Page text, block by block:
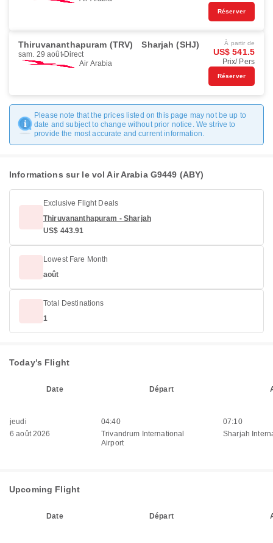
Réserver
Thiruvananthapuram (TRV) Sharjah (SHJ)
sam. 29 août Direct
Air Arabia
À partir de
US$ 541.5
Prix/ Pers
Réserver
Please note that the prices listed on this page may not be up to
date and subject to change without prior notice. We strive to
provide the most accurate and current information.
Informations sur le vol Air Arabia G9449 (ABY)
Exclusive Flight Deals
Thiruvananthapuram - Sharjah
US$ 443.91
Lowest Fare Month
août
Total Destinations
1
Today’s Flight
Date Départ
jeudi
6 août 2026
04:40
Trivandrum International
Airport
07:10
Sharjah
Upcoming Flight
Date Départ